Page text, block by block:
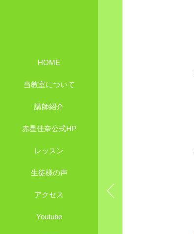
HOME
当教室について
講師紹介
赤星佳奈公式HP
レッスン
生徒様の声
アクセス
Youtube